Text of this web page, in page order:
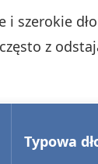
i szerokie
z
Typowa